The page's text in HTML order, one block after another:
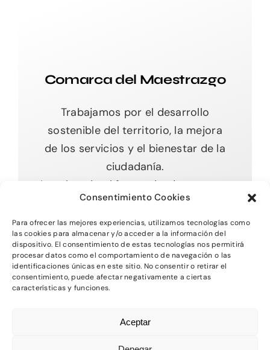
Consentimiento Cookies
Para ofrecer las mejores experiencias, utilizamos tecnologías como
las cookies para almacenar y/o acceder a la información del
dispositivo. El consentimiento de estas tecnologías nos permitirá
procesar datos como el comportamiento de navegación o las
identificaciones únicas en este sitio. No consentir o retirar el
consentimiento, puede afectar negativamente a ciertas
características y funciones.
Aceptar
Comarca del Maestrazgo
Trabajamos por el desarrollo
sostenible del territorio, la mejora
de los servicios y el bienestar de la
ciudadanía.
Impulsando el futuro desde nuestras
raíces.
Toggle
Navigation
Inicio
Aviso Legal-Política de Privacidad